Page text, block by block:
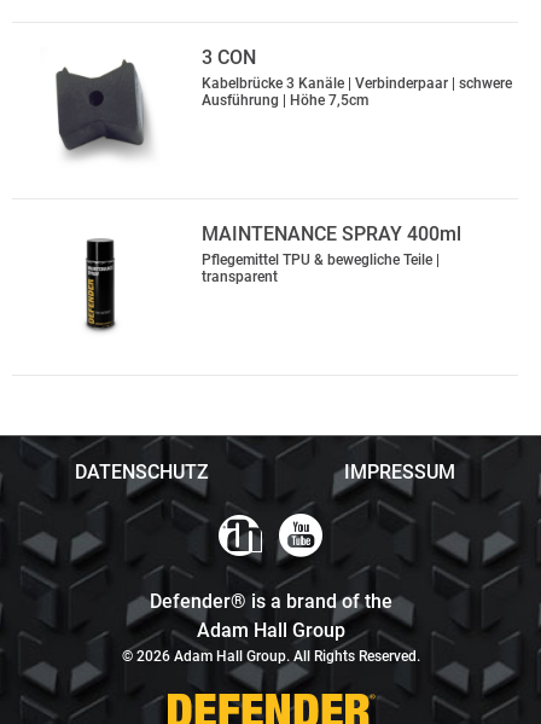
3 CON
Kabelbrücke 3 Kanäle | Verbinderpaar | schwere
Ausführung | Höhe 7,5cm
MAINTENANCE SPRAY 400ml
Pflegemittel TPU & bewegliche Teile |
transparent
DATENSCHUTZ IMPRESSUM
Defender® is a brand of the
Adam Hall Group
© 2026 Adam Hall Group. All Rights Reserved.